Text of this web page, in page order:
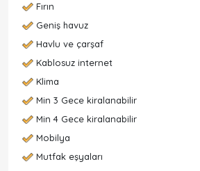
Fırın
Geniş havuz
Havlu ve çarşaf
Kablosuz internet
Klima
Min 3 Gece kiralanabilir
Min 4 Gece kiralanabilir
Mobilya
Mutfak eşyaları